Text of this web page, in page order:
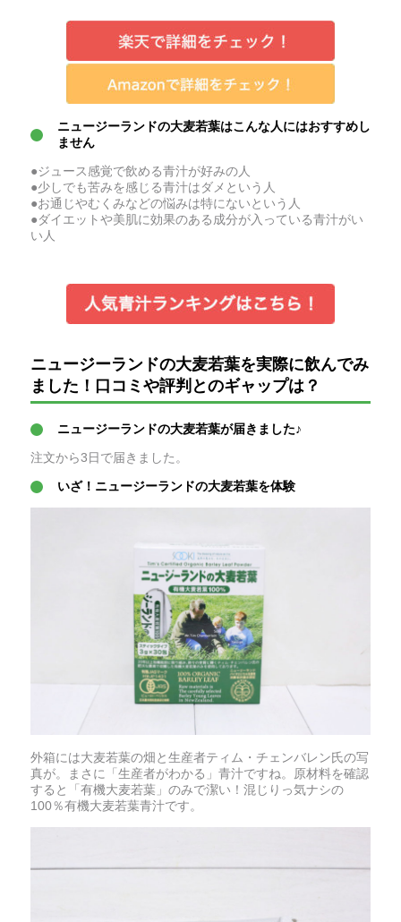
ニュージーランドの大麦若葉はこんな人にはおすすめし
ません
●ジュース感覚で飲める青汁が好みの人
●少しでも苦みを感じる青汁はダメという人
●お通じやむくみなどの悩みは特にないという人
●ダイエットや美肌に効果のある成分が入っている青汁がい
い人
ニュージーランドの大麦若葉を実際に飲んでみ
ました！口コミや評判とのギャップは？
ニュージーランドの大麦若葉が届きました♪
注文から3日で届きました。
いざ！ニュージーランドの大麦若葉を体験
外箱には大麦若葉の畑と生産者ティム・チェンバレン氏の写
真が。まさに「生産者がわかる」青汁ですね。原材料を確認
すると「有機大麦若葉」のみで潔い！混じりっ気ナシの
100％有機大麦若葉青汁です。